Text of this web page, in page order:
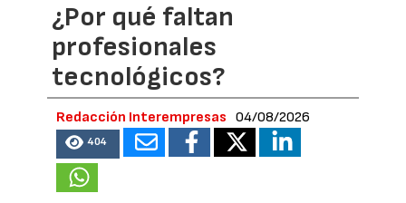
¿Por qué faltan
profesionales
tecnológicos?
Redacción Interempresas 04/08/2026
404